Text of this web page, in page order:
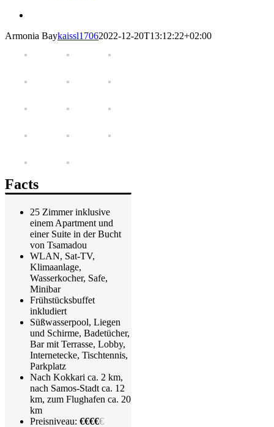
Image
Armonia Baykaissl17062022-12-20T13:12:22+02:00
Facts
25 Zimmer inklusive
einem Apartment und
einer Suite in der Bucht
von Tsamadou
WLAN, Sat-TV,
Klimaanlage,
Wasserkocher, Safe,
Minibar
Frühstücksbuffet
inkludiert
Süßwasserpool, Liegen
und Schirme, Badetücher,
Bar mit Terrasse, Lobby,
Internetecke, Tischtennis,
Parkplatz
Nach Kokkari ca. 2 km,
nach Samos-Stadt ca. 12
km, zum Flughafen ca. 20
km
Preisniveau: €€€€€